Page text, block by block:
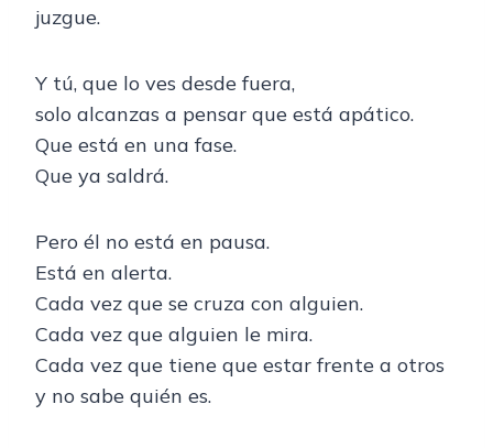
juzgue.
Y tú, que lo ves desde fuera,
solo alcanzas a pensar que está apático.
Que está en una fase.
Que ya saldrá.
Pero él no está en pausa.
Está en alerta.
Cada vez que se cruza con alguien.
Cada vez que alguien le mira.
Cada vez que tiene que estar frente a otros
y no sabe quién es.